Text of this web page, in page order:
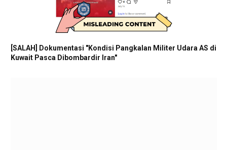
[SALAH] Dokumentasi "Kondisi Pangkalan Militer Udara AS di
Kuwait Pasca Dibombardir Iran"